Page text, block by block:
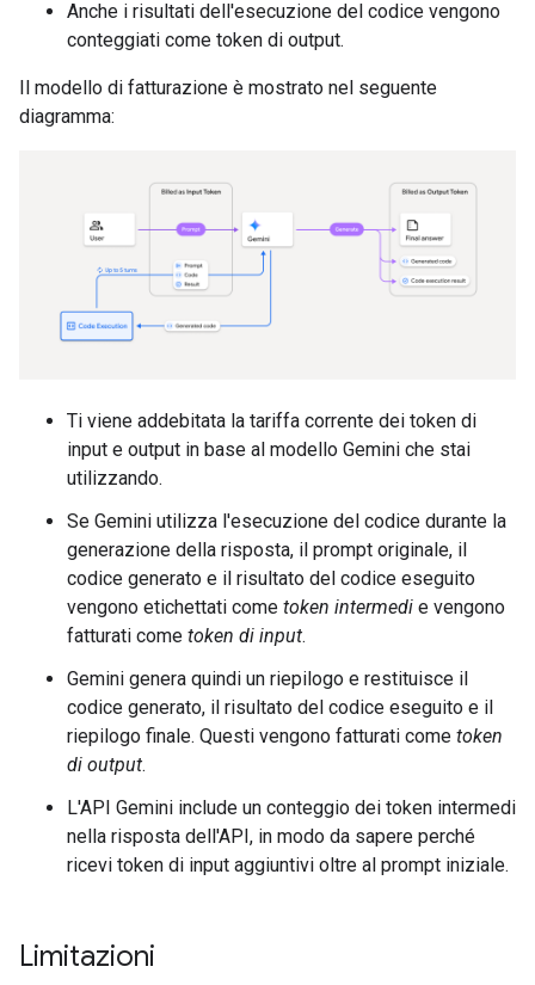
Anche i risultati dell'esecuzione del codice vengono
conteggiati come token di output.
Il modello di fatturazione è mostrato nel seguente
diagramma:
Ti viene addebitata la tariffa corrente dei token di
input e output in base al modello Gemini che stai
utilizzando.
Se Gemini utilizza l'esecuzione del codice durante la
generazione della risposta, il prompt originale, il
codice generato e il risultato del codice eseguito
vengono etichettati come token intermedi e vengono
fatturati come token di input.
Gemini genera quindi un riepilogo e restituisce il
codice generato, il risultato del codice eseguito e il
riepilogo finale. Questi vengono fatturati come token
di output.
L'API Gemini include un conteggio dei token intermedi
nella risposta dell'API, in modo da sapere perché
ricevi token di input aggiuntivi oltre al prompt iniziale.
Limitazioni